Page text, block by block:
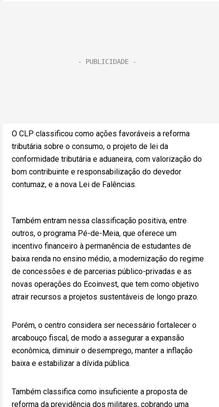
O CLP classificou como ações favoráveis a reforma
tributária sobre o consumo, o projeto de lei da
conformidade tributária e aduaneira, com valorização do
bom contribuinte e responsabilização do devedor
contumaz, e a nova Lei de Falências.
Também entram nessa classificação positiva, entre
outros, o programa Pé-de-Meia, que oferece um
incentivo financeiro à permanência de estudantes de
baixa renda no ensino médio, a modernização do regime
de concessões e de parcerias público-privadas e as
novas operações do Ecoinvest, que tem como objetivo
atrair recursos a projetos sustentáveis de longo prazo.
Porém, o centro considera ser necessário fortalecer o
arcabouço fiscal, de modo a assegurar a expansão
econômica, diminuir o desemprego, manter a inflação
baixa e estabilizar a dívida pública.
Também classifica como insuficiente a proposta de
reforma da previdência dos militares, cobrando uma